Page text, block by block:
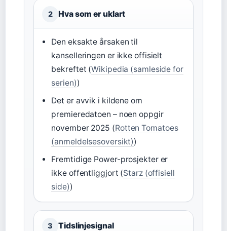
2 Hva som er uklart
Den eksakte årsaken til
kanselleringen er ikke offisielt
bekreftet (Wikipedia (samleside for
serien))
Det er avvik i kildene om
premieredatoen – noen oppgir
november 2025 (Rotten Tomatoes
(anmeldelsesoversikt))
Fremtidige Power-prosjekter er
ikke offentliggjort (Starz (offisiell
side))
3 Tidslinjesignal